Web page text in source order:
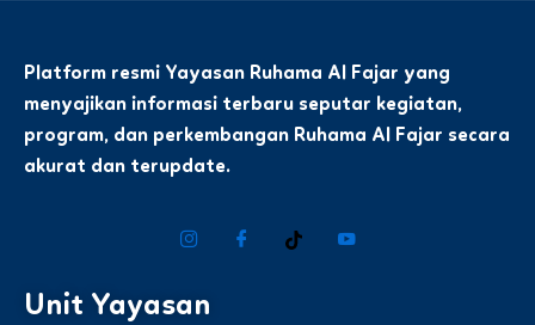
Platform resmi Yayasan Ruhama Al Fajar yang
menyajikan informasi terbaru seputar kegiatan,
program, dan perkembangan Ruhama Al Fajar secara
akurat dan terupdate.
Unit Yayasan